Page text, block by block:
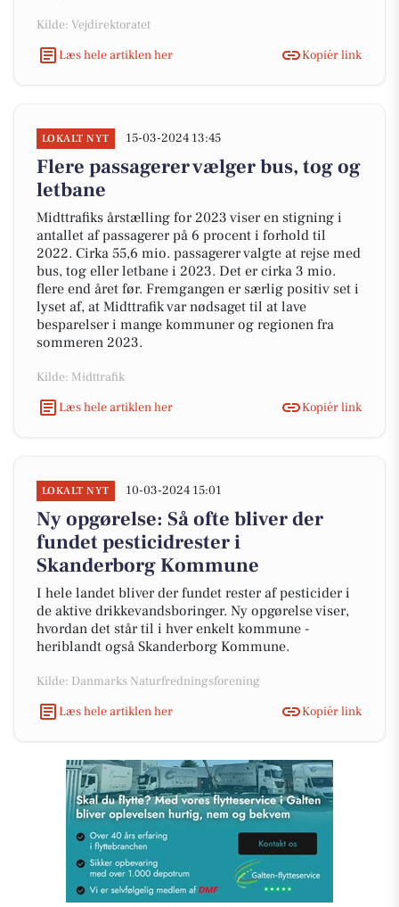
Kilde: Vejdirektoratet
Læs hele artiklen her
Kopiér link
LOKALT NYT 15-03-2024 13:45
Flere passagerer vælger bus, tog og
letbane
Midttrafiks årstælling for 2023 viser en stigning i
antallet af passagerer på 6 procent i forhold til
2022. Cirka 55,6 mio. passagerer valgte at rejse med
bus, tog eller letbane i 2023. Det er cirka 3 mio.
flere end året før. Fremgangen er særlig positiv set i
lyset af, at Midttrafik var nødsaget til at lave
besparelser i mange kommuner og regionen fra
sommeren 2023.
Kilde: Midttrafik
Læs hele artiklen her
Kopiér link
LOKALT NYT 10-03-2024 15:01
Ny opgørelse: Så ofte bliver der
fundet pesticidrester i
Skanderborg Kommune
I hele landet bliver der fundet rester af pesticider i
de aktive drikkevandsboringer. Ny opgørelse viser,
hvordan det står til i hver enkelt kommune -
heriblandt også Skanderborg Kommune.
Kilde: Danmarks Naturfredningsforening
Læs hele artiklen her
Kopiér link